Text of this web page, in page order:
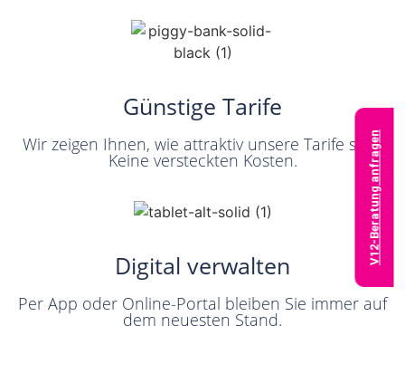
Günstige Tarife
Wir zeigen Ihnen, wie attraktiv unsere Tarife sind.
Keine versteckten Kosten.
Digital verwalten
Per App oder Online-Portal bleiben Sie immer auf
dem neuesten Stand.
V12-Beratung anfragen